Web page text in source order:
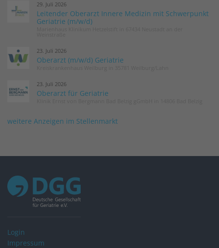
29. Juli 2026
Leitender Oberarzt Innere Medizin mit Schwerpunkt
Geriatrie (m/w/d)
23. Juli 2026
Oberarzt (m/w/d) Geriatrie
23. Juli 2026
Oberarzt für Geriatrie
weitere Anzeigen im Stellenmarkt
Login
Impressum